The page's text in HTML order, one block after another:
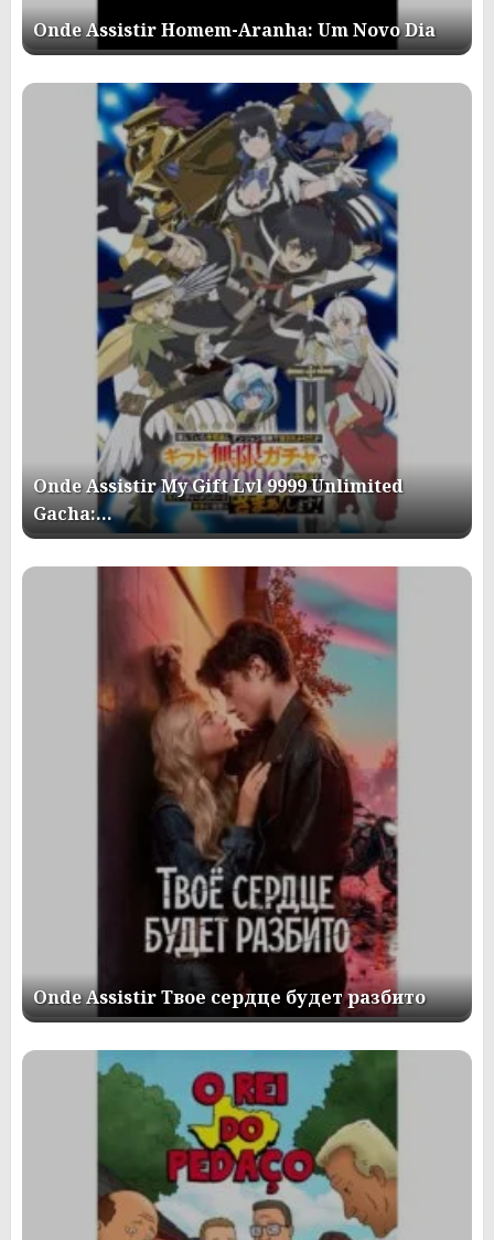
Onde Assistir Homem-Aranha: Um Novo Dia
Onde Assistir My Gift Lvl 9999 Unlimited
Gacha:…
Onde Assistir Твое сердце будет разбито